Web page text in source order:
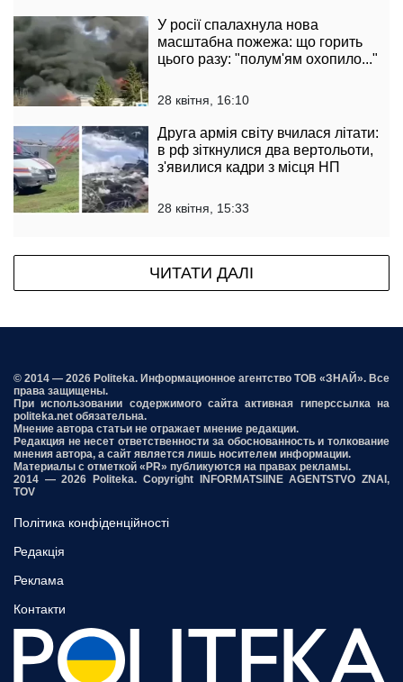
У росії спалахнула нова
масштабна пожежа: що горить
цього разу: "полум'ям охопило..."
28 квітня, 16:10
Друга армія світу вчилася літати:
в рф зіткнулися два вертольоти,
з'явилися кадри з місця НП
28 квітня, 15:33
ЧИТАТИ ДАЛІ
© 2014 — 2026 Politeka. Информационное агентство ТОВ «ЗНАЙ». Все
права защищены.
При использовании содержимого сайта активная гиперссылка на
politeka.net обязательна.
Мнение автора статьи не отражает мнение редакции.
Редакция не несет ответственности за обоснованность и толкование
мнения автора, а сайт является лишь носителем информации.
Материалы с отметкой «PR» публикуются на правах рекламы.
2014 — 2026 Politeka. Copyright INFORMATSIINE AGENTSTVO ZNAI,
TOV
Політика конфіденційності
Редакція
Реклама
Контакти